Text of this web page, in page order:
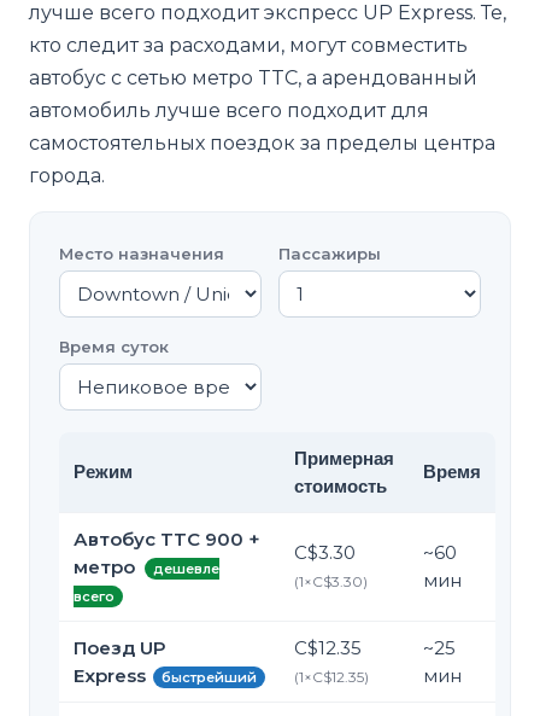
лучше всего подходит экспресс UP Express. Те,
кто следит за расходами, могут совместить
автобус с сетью метро TTC, а арендованный
автомобиль лучше всего подходит для
самостоятельных поездок за пределы центра
города.
Место назначения Пассажиры
Время суток
Режим
Примерная
стоимость
Время
Автобус TTC 900 +
метро
дешевле
всего
C$3.30
(1×C$3.30)
~60
мин
Поезд UP
Express
быстрейший
C$12.35
(1×C$12.35)
~25
мин